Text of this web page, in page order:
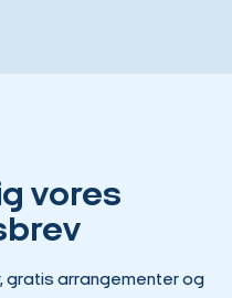
vores
gratis arrangementer og